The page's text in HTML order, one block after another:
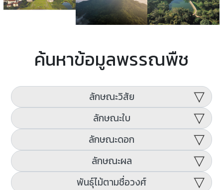
ค้นหาข้อมูลพรรณพืช